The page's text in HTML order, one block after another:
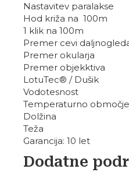
Nastavitev paralakse
Hod križa na 100m
1 klik na 100m
Premer cevi
Premer okularja
Premer objekktiva
LotuTec® / Dušik
Vodotesnost
Temperaturno
Dolžina
Teža
Garancija: 10 let
Dodatne